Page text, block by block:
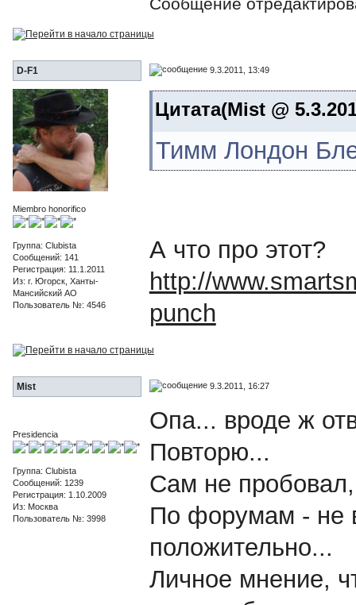
Сообщение
D-F1 9.3.2011, 13:49
Miembro honorifico
Группа: Clubista
Сообщений: 141
Регистрация: 11.1.2011
Из: г. Югорск, Ханты-
Мансийский АО
Пользователь №: 4546
Цитата(Mist @
Тимм Лондон
А что про этот?
http://
punch
Mist 9.3.2011, 16:27
Presidencia
Группа: Clubista
Сообщений: 1239
Регистрация: 1.10.2009
Из: Москва
Пользователь №: 3998
Опа... вроде ж
Повторю...
Сам не
По форумам - не
положительно...
Личное мнение,